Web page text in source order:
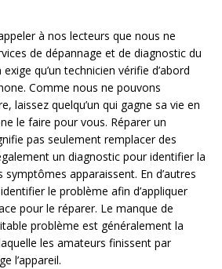
à nos lecteurs que nous ne
de dépannage et de diagnostic du
qu’un technicien vérifie d’abord
Comme nous ne pouvons
laissez quelqu’un qui gagne sa vie en
le faire pour vous. Réparer un
pas seulement remplacer des
un diagnostic pour identifier la
apparaissent. En d’autres
le problème afin d’appliquer
pour le réparer. Le manque de
problème est généralement la
les amateurs finissent par
l’appareil.